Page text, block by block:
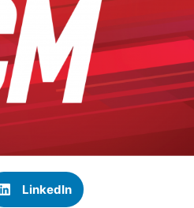
LinkedIn